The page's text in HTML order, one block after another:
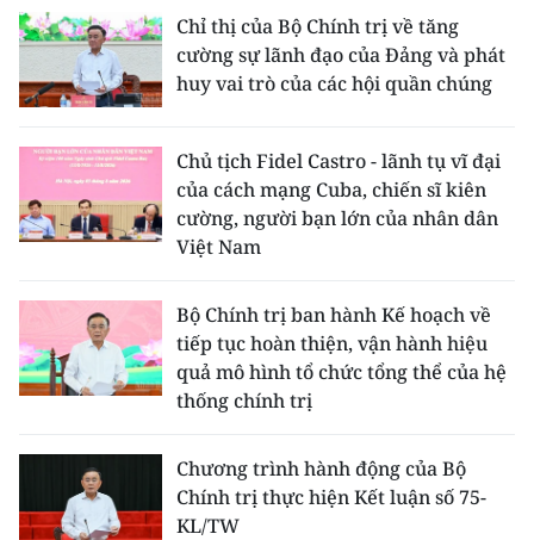
Chỉ thị của Bộ Chính trị về tăng
cường sự lãnh đạo của Đảng và phát
huy vai trò của các hội quần chúng
Chủ tịch Fidel Castro - lãnh tụ vĩ đại
của cách mạng Cuba, chiến sĩ kiên
cường, người bạn lớn của nhân dân
Việt Nam
Bộ Chính trị ban hành Kế hoạch về
tiếp tục hoàn thiện, vận hành hiệu
quả mô hình tổ chức tổng thể của hệ
thống chính trị
Chương trình hành động của Bộ
Chính trị thực hiện Kết luận số 75-
KL/TW